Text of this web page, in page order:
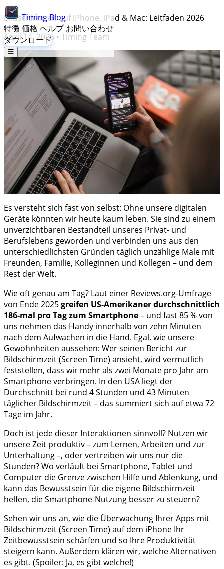
TimingBlog
特徴価格 ヘルプ お問い合わせ
ダウンロード
Bildschirmzeit auf iPhone, iPad & Mac: Leitfaden 2026
April 14, 2026 • Timing Team
Es versteht sich fast von selbst: Ohne unsere digitalen
Geräte könnten wir heute kaum leben. Sie sind zu einem
unverzichtbaren Bestandteil unseres Privat- und
Berufslebens geworden und verbinden uns aus den
unterschiedlichsten Gründen täglich unzählige Male mit
Freunden, Familie, Kolleginnen und Kollegen – und dem
Rest der Welt.
Wie oft genau am Tag? Laut einer Reviews.org-Umfrage
von Ende 2025greifen US-Amerikaner durchschnittlich
186-mal pro Tag zum Smartphone– und fast 85 % von
uns nehmen das Handy innerhalb von zehn Minuten
nach dem Aufwachen in die Hand. Egal, wie unsere
Gewohnheiten aussehen: Wer seinen Bericht zur
Bildschirmzeit (Screen Time) ansieht, wird vermutlich
feststellen, dass wir mehr als zwei Monate pro Jahr am
Smartphone verbringen. In den USA liegt der
Durchschnitt bei rund 4 Stunden und 43 Minuten
täglicher Bildschirmzeit– das summiert sich auf etwa 72
Tage im Jahr.
Doch ist jede dieser Interaktionen sinnvoll? Nutzen wir
unsere Zeit produktiv – zum Lernen, Arbeiten und zur
Unterhaltung –, oder vertreiben wir uns nur die
Stunden? Wo verläuft bei Smartphone, Tablet und
Computer die Grenze zwischen Hilfe und Ablenkung, und
kann das Bewusstsein für die eigene Bildschirmzeit
helfen, die Smartphone-Nutzung besser zu steuern?
Sehen wir uns an, wie die Überwachung Ihrer Apps mit
Bildschirmzeit (Screen Time) auf dem iPhone Ihr
Zeitbewusstsein schärfen und so Ihre Produktivität
steigern kann. Außerdem klären wir, welche Alternativen
es gibt. (Spoiler: Ja, es gibt welche!)